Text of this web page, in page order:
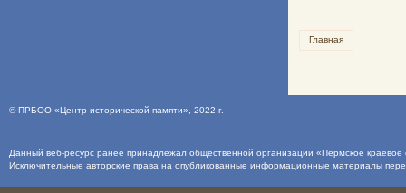
Главная
©ПРБОО «Центр исторической памяти» , 2022 г.
Данный веб-ресурс ранее принадлежал общественной организации «Пермское
Исключительные авторские права на опубликованные информационные материалы